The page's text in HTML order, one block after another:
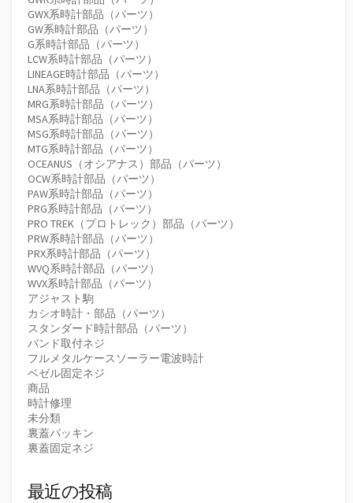
GWX系時計部品（パーツ）
GW系時計部品（パーツ）
G系時計部品（パーツ）
LCW系時計部品（パーツ）
LINEAGE時計部品（パーツ）
LNA系時計部品（パーツ）
MRG系時計部品（パーツ）
MSA系時計部品（パーツ）
MSG系時計部品（パーツ）
MTG系時計部品（パーツ）
OCEANUS（オシアナス）部品（パーツ）
OCW系時計部品（パーツ）
PAW系時計部品（パーツ）
PRG系時計部品（パーツ）
PRO TREK（プロトレック）部品（パーツ）
PRW系時計部品（パーツ）
PRX系時計部品（パーツ）
WVQ系時計部品（パーツ）
WVX系時計部品（パーツ）
アジャスト駒
カシオ時計・部品（パーツ）
スタンダード時計部品（パーツ）
バンド取付ネジ
フルメタルケースソーラー電波時計
ベゼル固定ネジ
商品
時計修理
未分類
裏蓋パッキン
裏蓋固定ネジ
最近の投稿